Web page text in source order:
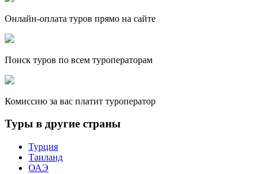
Онлайн-оплата туров прямо на сайте
Поиск туров по всем туроператорам
Комиссию за вас платит туроператор
Туры в другие страны
Турция
Таиланд
ОАЭ